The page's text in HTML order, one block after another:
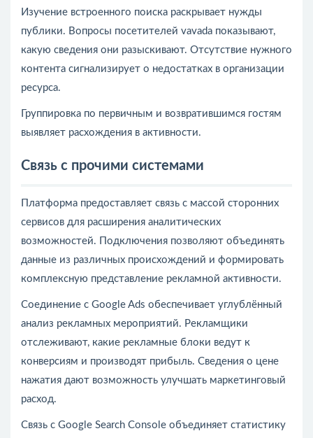
Изучение встроенного поиска раскрывает нужды
публики. Вопросы посетителей vavada показывают,
какую сведения они разыскивают. Отсутствие нужного
контента сигнализирует о недостатках в организации
ресурса.
Группировка по первичным и возвратившимся гостям
выявляет расхождения в активности.
Связь с прочими системами
Платформа предоставляет связь с массой сторонних
сервисов для расширения аналитических
возможностей. Подключения позволяют объединять
данные из различных происхождений и формировать
комплексную представление рекламной активности.
Соединение с Google Ads обеспечивает углублённый
анализ рекламных мероприятий. Рекламщики
отслеживают, какие рекламные блоки ведут к
конверсиям и производят прибыль. Сведения о цене
нажатия дают возможность улучшать маркетинговый
расход.
Связь с Google Search Console объединяет статистику